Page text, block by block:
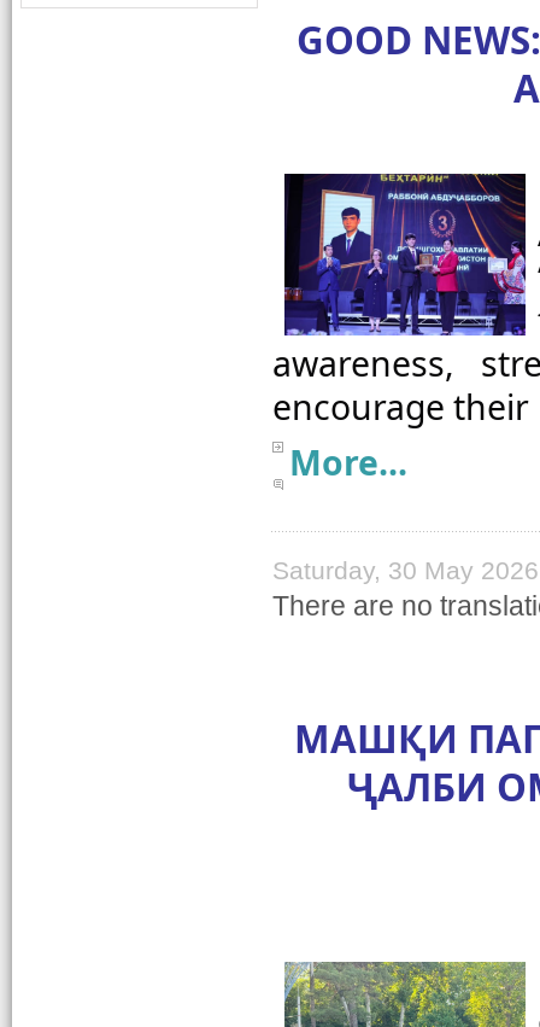
GOOD
awareness,
More...
Saturday, 30 May
There are no
МАШҚИ
ҶАЛБИ